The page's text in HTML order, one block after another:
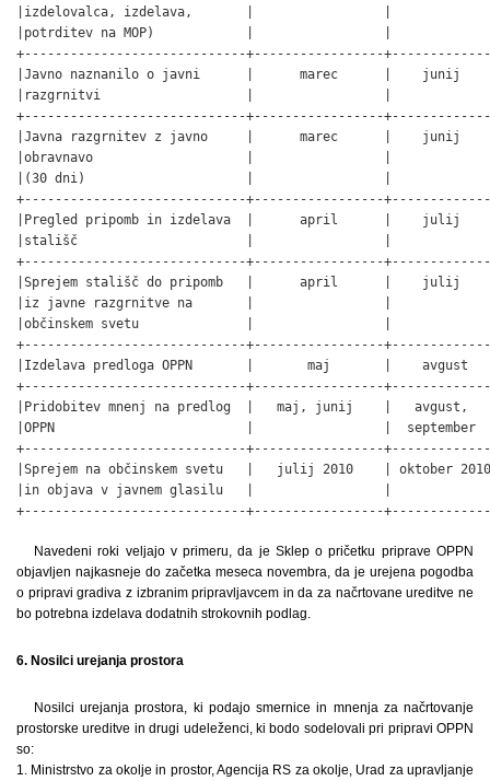
|izdelovalca, izdelava,       |                 |
|potrditev na MOP)            |                 |
+-----------------------------+-----------------
|Javno naznanilo o javni      |      marec      |    junij
|razgrnitvi                   |                 |
+-----------------------------+-----------------
|Javna razgrnitev z javno     |      marec      |    junij
|obravnavo                    |                 |
|(30 dni)                     |                 |
+-----------------------------+-----------------
|Pregled pripomb in izdelava  |      april      |    julij
|stališč                      |                 |
+-----------------------------+-----------------
|Sprejem stališč do pripomb   |      april      |    julij
|iz javne razgrnitve na       |                 |
|občinskem svetu              |                 |
+-----------------------------+-----------------
|Izdelava predloga OPPN       |       maj       |    avgust
+-----------------------------+-----------------
|Pridobitev mnenj na predlog  |   maj, junij    |   avgust,
|OPPN                         |                 |  september
+-----------------------------+-----------------
|Sprejem na občinskem svetu   |   julij 2010    | oktober
|in objava v javnem glasilu   |                 |
+-----------------------------+-----------------
Navedeni roki veljajo v primeru, da je Sklep o pričetku priprave OPPN
objavljen najkasneje do začetka meseca novembra, da je urejena pogodba
o pripravi gradiva z izbranim pripravljavcem in da za načrtovane ureditve ne
bo potrebna izdelava dodatnih strokovnih podlag.
6. Nosilci urejanja prostora
Nosilci urejanja prostora, ki podajo smernice in mnenja za načrtovanje
prostorske ureditve in drugi udeleženci, ki bodo sodelovali pri pripravi OPPN
so:
1. Ministrstvo za okolje in prostor, Agencija RS za okolje, Urad za upravljanje